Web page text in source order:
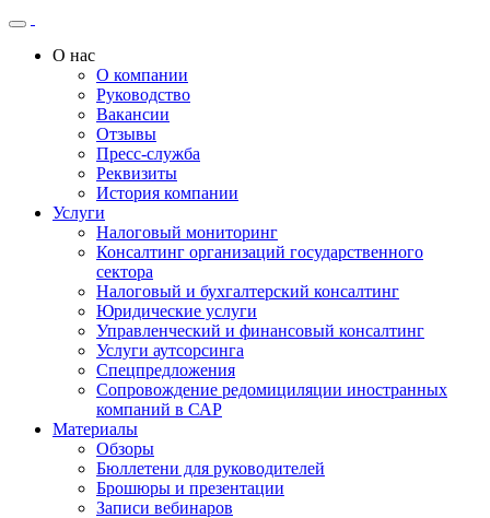
О нас
О компании
Руководство
Вакансии
Отзывы
Пресс-служба
Реквизиты
История компании
Услуги
Налоговый мониторинг
Консалтинг организаций государственного
сектора
Налоговый и бухгалтерский консалтинг
Юридические услуги
Управленческий и финансовый консалтинг
Услуги аутсорсинга
Спецпредложения
Сопровождение редомициляции иностранных
компаний в САР
Материалы
Обзоры
Бюллетени для руководителей
Брошюры и презентации
Записи вебинаров